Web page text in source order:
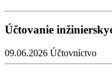
Účtovanie
09.06.2026 Účtovníctvo